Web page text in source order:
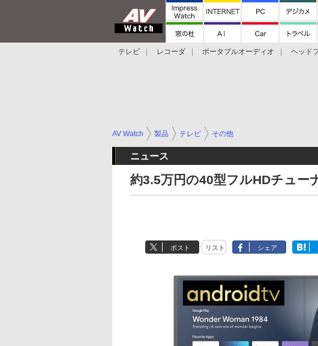
テレビ レコーダ ポータブルオーディオ ヘッド
AV Watch 製品 テレビ その他
ニュース
約3.5万円の40型フルHDチュー
ポスト リスト シェア